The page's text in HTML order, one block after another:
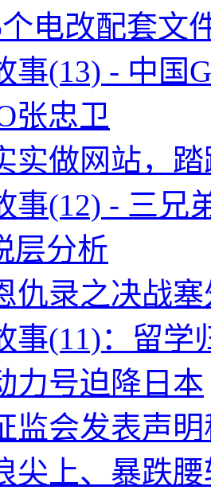
电改配套文
事(13) - 中国
张忠卫
实做网站，
事(12) - 三兄
层分析
仇录之决战
事(11)：留学
力号迫降日本
监会发表声
尖上、暴跌